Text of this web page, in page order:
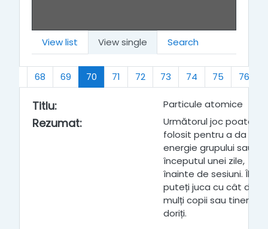
View list View single Search
68 69 70(current)
71 72 73 74 75 76
Titlu: Particule atomice
Rezumat:
Următorul joc poate fi
folosit pentru a da
energie grupului sau la
începutul unei zile,
înainte de sesiuni. Îl
puteți juca cu cât de
mulți copii sau tineri
doriți.